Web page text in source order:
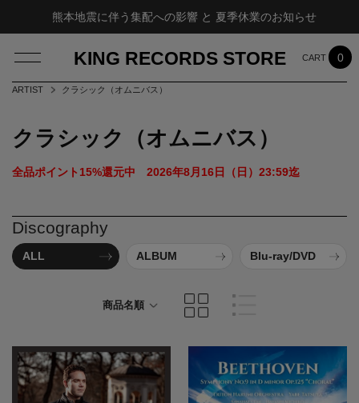
熊本地震に伴う集配への影響 と 夏季休業のお知らせ
KING RECORDS STORE 0
ARTIST クラシック（オムニバス）
クラシック（オムニバス）
全品ポイント15%還元中　2026年8月16日（日）23:59迄
Discography
ALL ALBUM Blu-ray/DVD
商品名順